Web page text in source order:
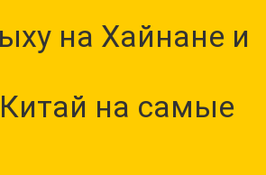
на Хайнане и
на самые